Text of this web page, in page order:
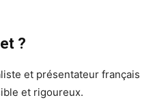
?
et présentateur français
et rigoureux.